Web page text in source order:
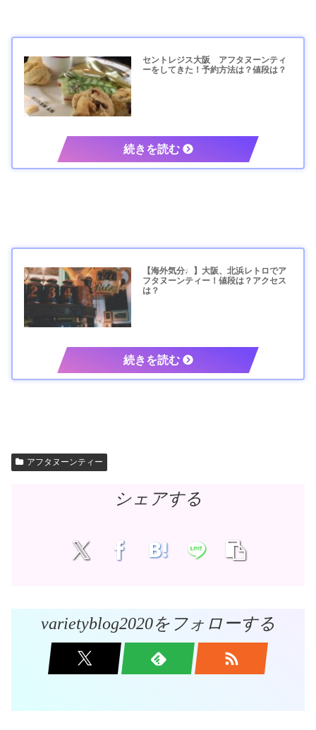
セントレジス大阪 アフタヌーンティ
ーをしてきた！予約方法は？値段は？
【海外気分♩】大阪、北浜レトロでア
フタヌーンティー！値段は？アクセス
は？
アフタヌーンティー
シェアする
varietyblog2020をフォローする